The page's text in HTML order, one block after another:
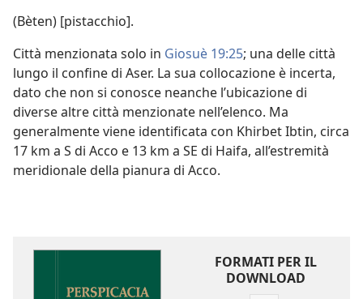
(Bèten) [pistacchio].
Città menzionata solo in Giosuè 19:25; una delle città
lungo il confine di Aser. La sua collocazione è incerta,
dato che non si conosce neanche l’ubicazione di
diverse altre città menzionate nell’elenco. Ma
generalmente viene identificata con Khirbet Ibtin, circa
17 km a S di Acco e 13 km a SE di Haifa, all’estremità
meridionale della pianura di Acco.
FORMATI PER IL
DOWNLOAD